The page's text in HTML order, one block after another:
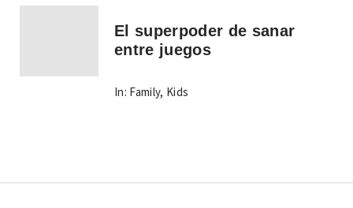
El superpoder de sanar
entre juegos
In: Family, Kids